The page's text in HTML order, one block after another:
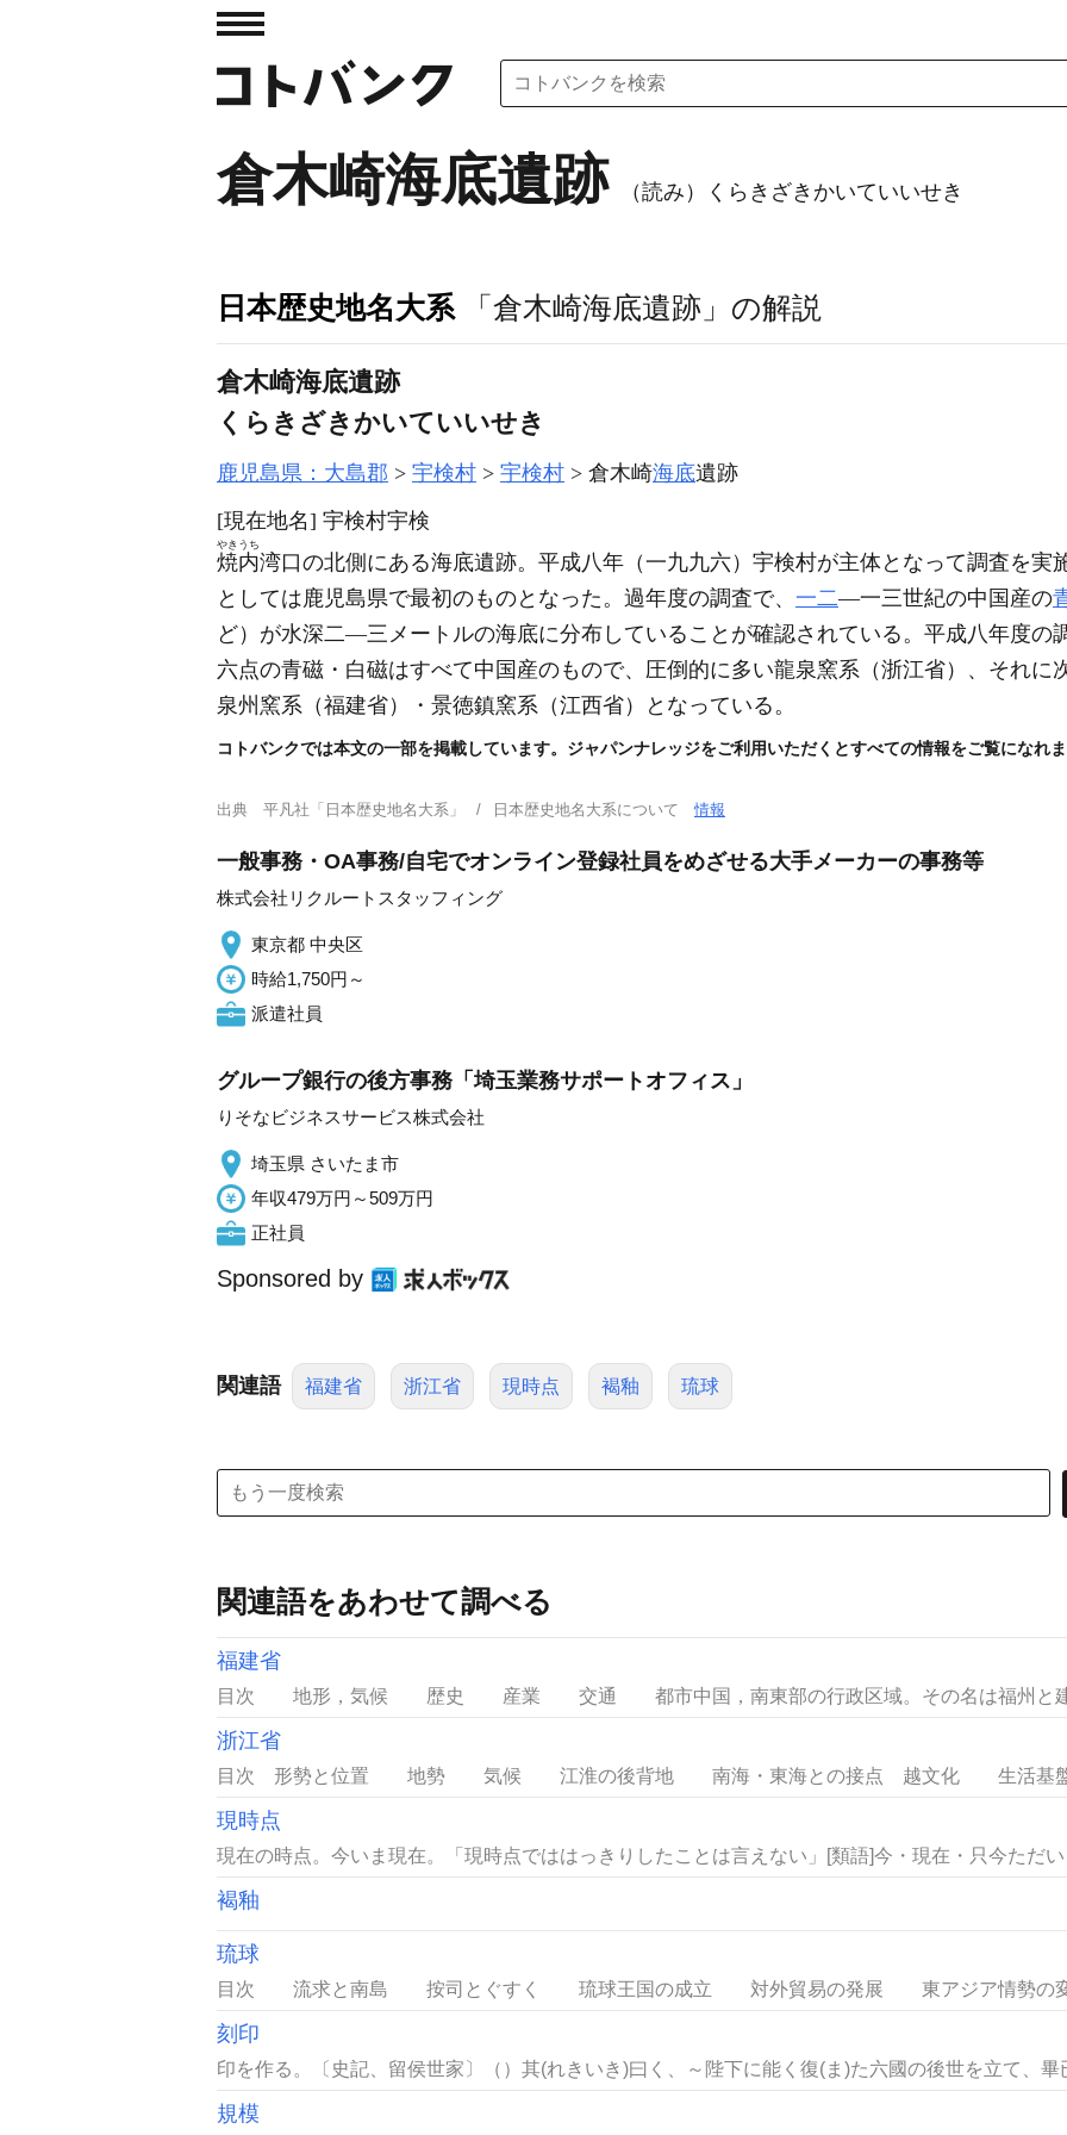
倉木崎海底遺跡 （読み）くらきざきかいていいせき
日本歴史地名大系 「倉木崎海底遺跡」の解説
倉木崎海底遺跡
くらきざきかいていいせき
鹿児島県：大島郡 宇検村 宇検村 倉木崎海底遺跡
[現在地名] 宇検村宇検
焼内
やきうち
湾口の北側にある海底遺跡。平成八年 （一九九六） 宇検村が主体となって調査を実
としては鹿児島県で最初のものとなった。過年度の調査で、 一二―一三世紀の中国産の
ど） が水深二―三メートルの海底に分布していることが確認されている。平成八年度の
六点の青磁・白磁はすべて中国産のもので、圧倒的に多い龍泉窯系 （浙江省） 、それに
泉州窯系 （福建省） ・景徳鎮窯系 （江西省） となっている。
コトバンクでは本文の一部を掲載しています。ジャパンナレッジをご利用いただくとすべての情報をご覧になれ
出典 平凡社「日本歴史地名大系」 日本歴史地名大系について情報
一般事務・OA事務/自宅でオンライン登録社員をめざせる大手メーカーの事務等
株式会社リクルートスタッフィング
東京都 中央区
時給1,750円～
派遣社員
グループ銀行の後方事務「埼玉業務サポートオフィス」
りそなビジネスサービス株式会社
埼玉県 さいたま市
年収479万円～509万円
正社員
Sponsored by
関連語 福建省 浙江省 現時点 褐釉 琉球
関連語をあわせて調べる
福建省
目次 地形，気候 歴史 産業 交通 都市中国，南東部の行政区域。その名は福州と建
浙江省
目次 形勢と位置 地勢 気候 江淮の後背地 南海・東海との接点 越文化 生活基
現時点
現在の時点。今いま現在。「現時点でははっきりしたことは言えない」[類語]今・現在・只今ただ
褐釉
琉球
目次 流求と南島 按司とぐすく 琉球王国の成立 対外貿易の発展 東アジア情勢
刻印
印を作る。〔史記、留侯世家〕（）其(れきいき)曰く、～陛下に能く復(ま)た六國の後世を立て、畢
規模